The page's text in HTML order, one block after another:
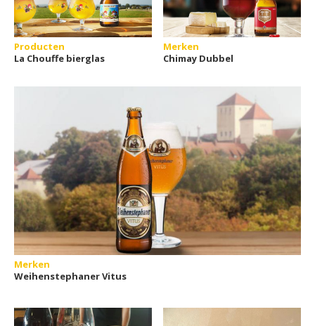
Producten
La Chouffe bierglas
Merken
Chimay Dubbel
Merken
Weihenstephaner Vitus